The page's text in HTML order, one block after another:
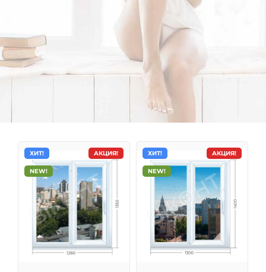
Металлопластиковые окна Vikra
АКЦИЯ!
ХИТ!
NEW!
АКЦИЯ!
ХИТ!
NEW!